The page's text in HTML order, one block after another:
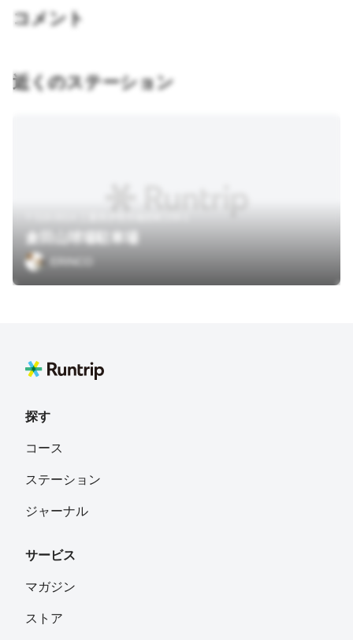
コメント
近くのステーション
倉田山球場駐車場
探す
コース
ステーション
ジャーナル
サービス
マガジン
ストア